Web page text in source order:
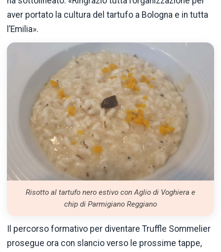
aver portato la cultura del tartufo a Bologna e in tutta
l’Emilia».
Risotto al tartufo nero estivo con Aglio di Voghiera e
chip di Parmigiano Reggiano
Il percorso formativo per diventare Truffle Sommelier
prosegue ora con slancio verso le prossime tappe,